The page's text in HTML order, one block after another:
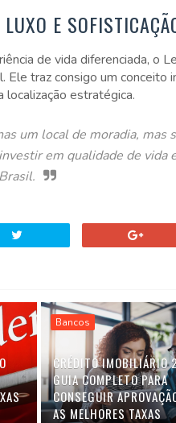
E
de vida diferenciada, o
Ele traz consigo um conceito
localização estratégica.
um local de moradia, mas
em qualidade de vida
Bancos
CRÉDITO IMOBILIÁRIO
GUIA COMPLETO PARA
CONSEGUIR
AS MELHORES TAXAS